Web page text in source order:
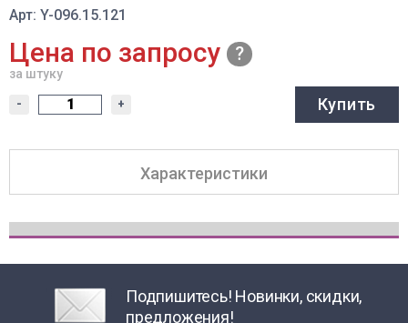
Арт: Y-096.15.121
Цена по запросу
за штуку
- + Купить
Характеристики
Подпишитесь! Новинки, скидки,
предложения!